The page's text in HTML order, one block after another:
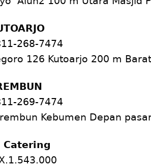
268-7474
126 Kutoarjo 200 m
269-7474
Kebumen Depan
Catering